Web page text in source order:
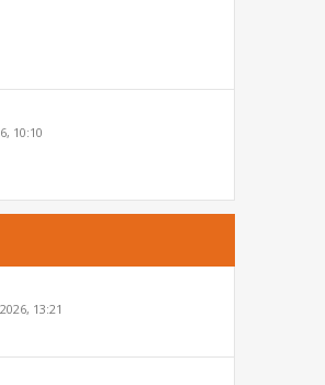
10:10
13:21